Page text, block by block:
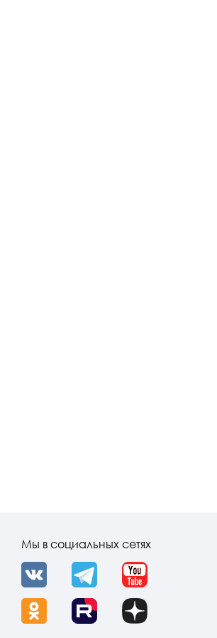
Мы в социальных сетях
VK Telegram YouTube
OK Rutube Dzen